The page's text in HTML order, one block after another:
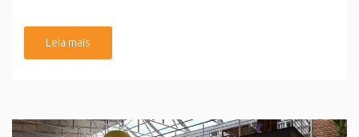
Leia mais